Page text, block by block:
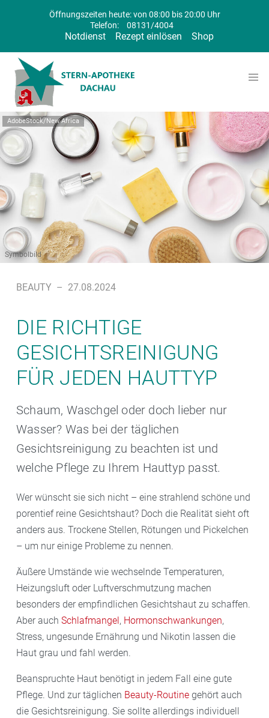
Öffnungszeiten heute: von 08:00 bis 20:00 Uhr
Telefon:
08131/4004
Notdienst Rezept einlösen Shop
AdobeStock/New Africa
Symbolbild
BEAUTY – 27.08.2024
DIE RICHTIGE
GESICHTSREINIGUNG
FÜR JEDEN HAUTTYP
Schaum, Waschgel oder doch lieber nur
Wasser? Was bei der täglichen
Gesichtsreinigung zu beachten ist und
welche Pflege zu Ihrem Hauttyp passt.
Wer wünscht sie sich nicht – eine strahlend schöne und
porentief reine Gesichtshaut? Doch die Realität sieht oft
anders aus. Trockene Stellen, Rötungen und Pickelchen
– um nur einige Probleme zu nennen.
Äußere Umstände wie wechselnde Temperaturen,
Heizungsluft oder Luftverschmutzung machen
besonders der empfindlichen Gesichtshaut zu schaffen.
Aber auch Schlafmangel , Hormonschwankungen,
Stress, ungesunde Ernährung und Nikotin lassen die
Haut grau und fahl werden.
Beanspruchte Haut benötigt in jedem Fall eine gute
Pflege. Und zur täglichen Beauty-Routine gehört auch
die Gesichtsreinigung. Sie sollte allerdings individuell